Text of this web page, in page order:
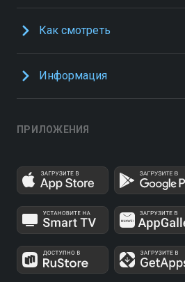
Как смотреть
Информация
ПРИЛОЖЕНИЯ